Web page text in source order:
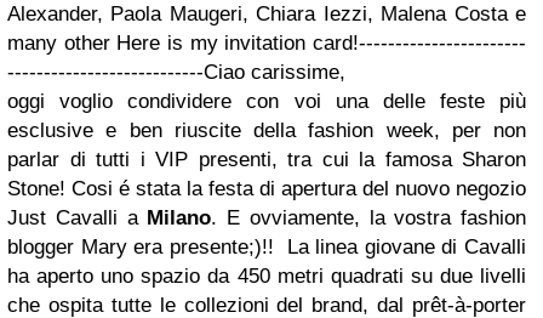
Alexander, Paola Maugeri, Chiara Iezzi, Malena Costa e
many other Here is my invitation card!-----------------------
---------------------------Ciao carissime,
oggi voglio condividere con voi una delle feste più
esclusive e ben riuscite della fashion week, per non
parlar di tutti i VIP presenti, tra cui la famosa Sharon
Stone! Cosi é stata la festa di apertura del nuovo negozio
Just Cavalli a Milano. E ovviamente, la vostra fashion
blogger Mary era presente;)!! La linea giovane di Cavalli
ha aperto uno spazio da 450 metri quadrati su due livelli
che ospita tutte le collezioni del brand, dal prêt-à-porter